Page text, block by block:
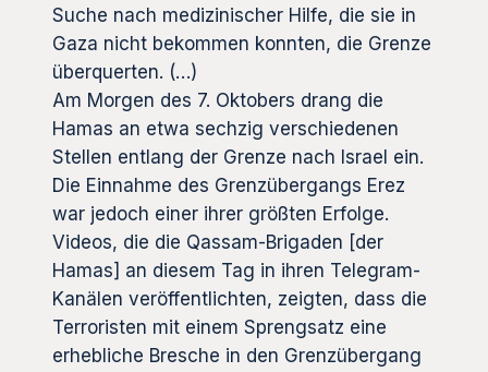
Suche nach medizinischer Hilfe, die sie in
Gaza nicht bekommen konnten, die Grenze
überquerten. (…)
Am Morgen des 7. Oktobers drang die
Hamas an etwa sechzig verschiedenen
Stellen entlang der Grenze nach Israel ein.
Die Einnahme des Grenzübergangs Erez
war jedoch einer ihrer größten Erfolge.
Videos, die die Qassam-Brigaden [der
Hamas] an diesem Tag in ihren Telegram-
Kanälen veröffentlichten, zeigten, dass die
Terroristen mit einem Sprengsatz eine
erhebliche Bresche in den Grenzübergang